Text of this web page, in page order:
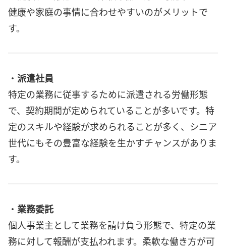
健康や家庭の事情に合わせやすいのがメリットで
す。
・ 派遣社員
特定の業務に従事するために派遣される労働形態
で、契約期間が定められていることが多いです。特
定のスキルや経験が求められることが多く、シニア
世代にもその豊富な経験を生かすチャンスがありま
す。
・ 業務委託
個人事業主として業務を請け負う形態で、特定の業
務に対して報酬が支払われます。柔軟な働き方が可